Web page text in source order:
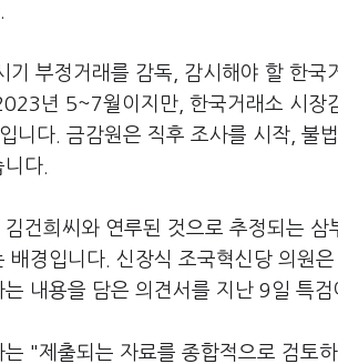
기 부정거래를 감독, 감시해야 할 한
년 5~7월이지만, 한국거래소 시장
니다. 금감원은 직후 조사를 시작, 불
다.
김건희씨와 연루된 것으로 추정되는
배경입니다. 신장식 조국혁신당 의원
는 내용을 담은 의견서를 지난 9일 특
는 "제출되는 자료를 종합적으로 검토